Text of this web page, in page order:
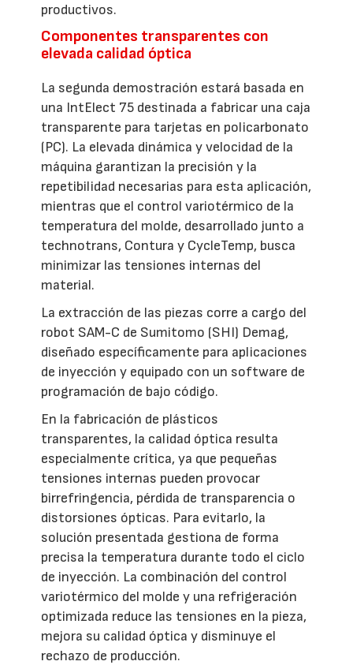
productivos.
Componentes transparentes con
elevada calidad óptica
La segunda demostración estará basada en
una IntElect 75 destinada a fabricar una caja
transparente para tarjetas en policarbonato
(PC). La elevada dinámica y velocidad de la
máquina garantizan la precisión y la
repetibilidad necesarias para esta aplicación,
mientras que el control variotérmico de la
temperatura del molde, desarrollado junto a
technotrans, Contura y CycleTemp, busca
minimizar las tensiones internas del
material.
La extracción de las piezas corre a cargo del
robot SAM-C de Sumitomo (SHI) Demag,
diseñado específicamente para aplicaciones
de inyección y equipado con un software de
programación de bajo código.
En la fabricación de plásticos
transparentes, la calidad óptica resulta
especialmente crítica, ya que pequeñas
tensiones internas pueden provocar
birrefringencia, pérdida de transparencia o
distorsiones ópticas. Para evitarlo, la
solución presentada gestiona de forma
precisa la temperatura durante todo el ciclo
de inyección. La combinación del control
variotérmico del molde y una refrigeración
optimizada reduce las tensiones en la pieza,
mejora su calidad óptica y disminuye el
rechazo de producción.